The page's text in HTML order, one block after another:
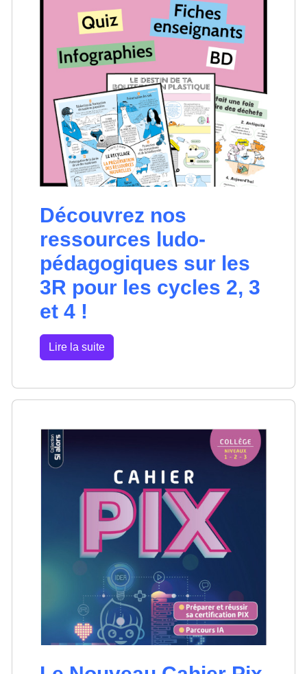
Découvrez nos
ressources ludo-
pédagogiques sur les
3R pour les cycles 2, 3
et 4 !
Lire la suite